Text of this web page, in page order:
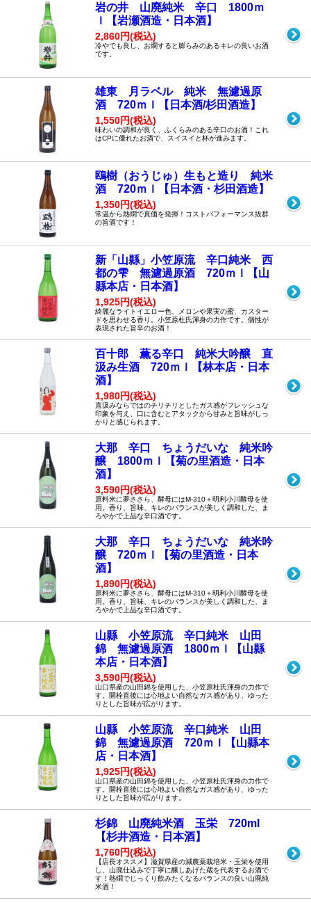
岩の井 山廃純米 辛口 1800ｍ
ｌ【岩瀬酒造・日本酒】
2,860円(税込)
冷やでも良し、お燗すると膨らみのあるキレの良いお酒
です。
雄東 月ラベル 純米 無濾過原
酒 720ｍｌ【日本酒/杉田酒造】
1,550円(税込)
味わいの調和が良く、ふくらみのある辛口のお酒！これ
はCPに優れたお酒で、スイスイと杯が進みます。
鴎樹（おうじゅ）生もと造り 純米
酒 720ｍｌ【日本酒・杉田酒造】
1,350円(税込)
常温から熱燗で真価を発揮！コストパフォーマンス抜群
の旨酒です！
新「山縣」小笠原流 辛口純米 西
都の雫 無濾過原酒 720ｍｌ【山
縣本店・日本酒】
1,925円(税込)
綺麗なライトイエロー色、メロンや果実の蜜、カスター
ドを思わせる香り。小笠原杜氏渾身の力作です。個性が
表現された旨辛のお酒！
百十郎 薫る辛口 純米大吟醸 直
汲み生酒 720ｍｌ【林本店・日本
酒】
1,980円(税込)
直汲みならではのチリチリとしたガス感がフレッシュな
印象を与え、口に含むとアタックから甘みと旨味がしっ
かりと感じられます。
大那 辛口 ちょうだいな 純米吟
醸 1800ｍｌ【菊の里酒造・日本
酒】
3,590円(税込)
原料米に夢ささら、酵母にはM-310＋明利小川酵母を使
用。香り、旨味、キレのバランスが美しく調和した、ま
ろやかで上品な辛口酒です。
大那 辛口 ちょうだいな 純米吟
醸 720ｍｌ【菊の里酒造・日本
酒】
1,890円(税込)
原料米に夢ささら、酵母にはM-310＋明利小川酵母を使
用。香り、旨味、キレのバランスが美しく調和した、ま
ろやかで上品な辛口酒です。
山縣 小笠原流 辛口純米 山田
錦 無濾過原酒 1800ｍｌ【山縣
本店・日本酒】
3,590円(税込)
山口県産の山田錦を使用した、小笠原杜氏渾身の力作で
す。開栓直後には心地よい自然なガス感があり、ゆった
りとした旨味が広がります。
山縣 小笠原流 辛口純米 山田
錦 無濾過原酒 720ｍｌ【山縣本
店・日本酒】
1,925円(税込)
山口県産の山田錦を使用した、小笠原杜氏渾身の力作で
す。開栓直後には心地よい自然なガス感があり、ゆった
りとした旨味が広がります。
杉錦 山廃純米酒 玉栄 720ml
【杉井酒造・日本酒】
1,760円(税込)
【店長オススメ】滋賀県産の減農薬栽培米・玉栄を使用
し、山廃仕込みで丁寧に醸しあげた蔵を代表するお酒で
す！熱燗でじっくり飲みたくなるバランスの良い山廃純
米酒！